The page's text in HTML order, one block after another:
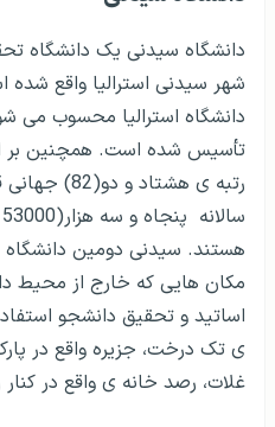
دانشگاه سیدنی یک دانشگاه
شهر سیدنی استرالیا واقع شده
رتبه ی هشتاد
هستند. سیدنی دومین دانشگاه
مکان هایی که خارج از محیط
اساتید و تحقیق دانشجو
ی تک درخت، جزیره واقع در
غلات، رصد خانه ی واقع در کنار